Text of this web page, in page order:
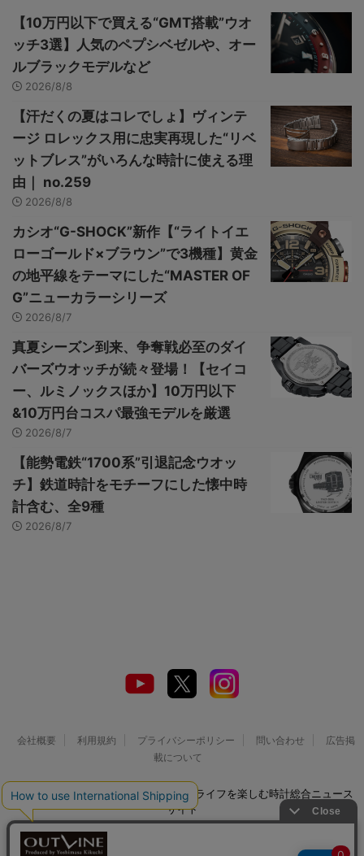
【10万円以下で買える“GMT搭載”ウオ
ッチ3選】人気のペプシベゼルや、オー
ルブラックモデルなど
2026/8/8
【汗だくの夏はコレでしょ】ヴィンテ
ージ ロレックス用に忠実再現した“リベ
ットブレス”がいろんな時計に使える理
由｜ no.259
2026/8/8
カシオ“G-SHOCK”新作【“ライトイエ
ローゴールド×ブラウン”で3機種】黄金
の地平線をテーマにした“MASTER OF
G”ニューカラーシリーズ
2026/8/7
真夏シーズン到来、争奪戦必至のダイ
バーズウオッチが続々登場！【セイコ
ー、ルミノックスほか】10万円以下
&10万円台コスパ最強モデルを厳選
2026/8/7
【能勢電鉄“1700系”引退記念ウオッ
チ】鉄道時計をモチーフにした懐中時
計含む、全9種
2026/8/7
会社概要 利用規約 プライバシーポリシー 問い合わせ
広告掲
載について
© 2026 Watch LIFE NEWS｜ウオッチライフを楽しむ時計総合ニュース
サイト